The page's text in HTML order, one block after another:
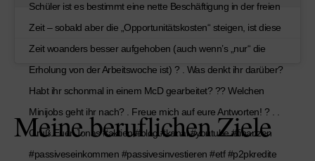
Schüler ist es bestimmt eine nette Beschäftigung in der freien
Zeit – sobald aber die „Opportunitätskosten“ steigen, ist diese
Zeit woanders besser aufgehoben (auch wenn’s „nur“ die
Erholung von der Arbeitswoche ist) ? . Was denkt ihr darüber?
Habt ihr schonmal in einem McD gearbeitet? ?? Welchen
Minijobs geht ihr nach? . Freue mich auf eure Antworten! ? . .
Gruß Euer Jonas #aktien #blog #kanal #youtube #finanzen
#passiveseinkommen #passivesinvestieren #etf #p2pkredite
Meine beruflichen Ziele